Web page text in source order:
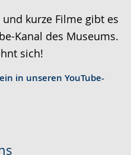
kurze Filme gibt es
Kanal des Museums.
sich!
in unseren YouTube-